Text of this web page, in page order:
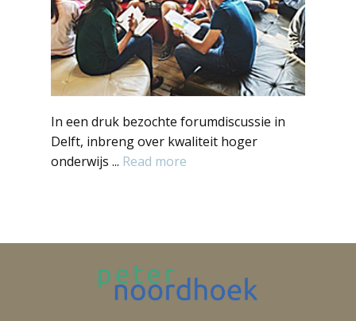
In een druk bezochte forumdiscussie in
Delft, inbreng over kwaliteit hoger
onderwijs ... Read more